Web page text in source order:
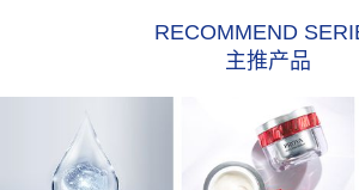
RECOMMEND
主推产品